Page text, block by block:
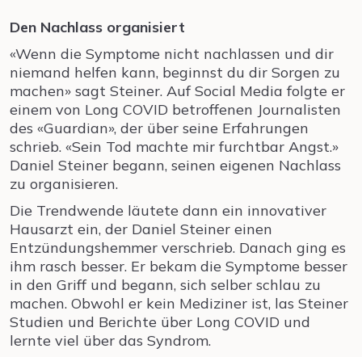
Den Nachlass organisiert
«Wenn die Symptome nicht nachlassen und dir
niemand helfen kann, beginnst du dir Sorgen zu
machen» sagt Steiner. Auf Social Media folgte er
einem von Long COVID betroffenen Journalisten
des «Guardian», der über seine Erfahrungen
schrieb. «Sein Tod machte mir furchtbar Angst.»
Daniel Steiner begann, seinen eigenen Nachlass
zu organisieren.
Die Trendwende läutete dann ein innovativer
Hausarzt ein, der Daniel Steiner einen
Entzündungshemmer verschrieb. Danach ging es
ihm rasch besser. Er bekam die Symptome besser
in den Griff und begann, sich selber schlau zu
machen. Obwohl er kein Mediziner ist, las Steiner
Studien und Berichte über Long COVID und
lernte viel über das Syndrom.